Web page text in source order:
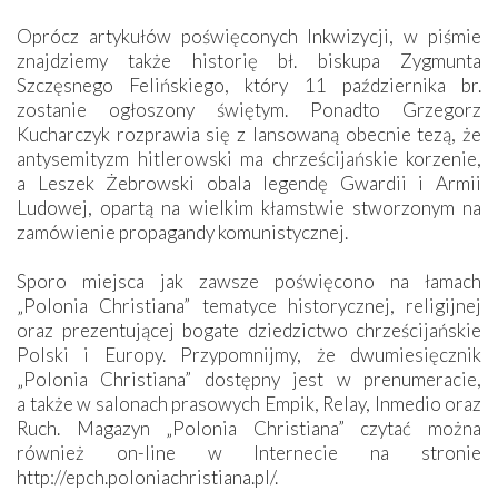
Oprócz artykułów poświęconych Inkwizycji, w piśmie
znajdziemy także historię bł. biskupa Zygmunta
Szczęsnego Felińskiego, który 11 października br.
zostanie ogłoszony świętym. Ponadto Grzegorz
Kucharczyk rozprawia się z lansowaną obecnie tezą, że
antysemityzm hitlerowski ma chrześcijańskie korzenie,
a Leszek Żebrowski obala legendę Gwardii i Armii
Ludowej, opartą na wielkim kłamstwie stworzonym na
zamówienie propagandy komunistycznej.
Sporo miejsca jak zawsze poświęcono na łamach
„Polonia Christiana” tematyce historycznej, religijnej
oraz prezentującej bogate dziedzictwo chrześcijańskie
Polski i Europy. Przypomnijmy, że dwumiesięcznik
„Polonia Christiana” dostępny jest w prenumeracie,
a także w salonach prasowych Empik, Relay, Inmedio oraz
Ruch. Magazyn „Polonia Christiana” czytać można
również on-line w Internecie na stronie
http://epch.poloniachristiana.pl/.